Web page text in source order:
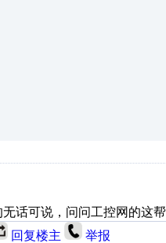
话可说，问问工控网的这
回复楼主 举报